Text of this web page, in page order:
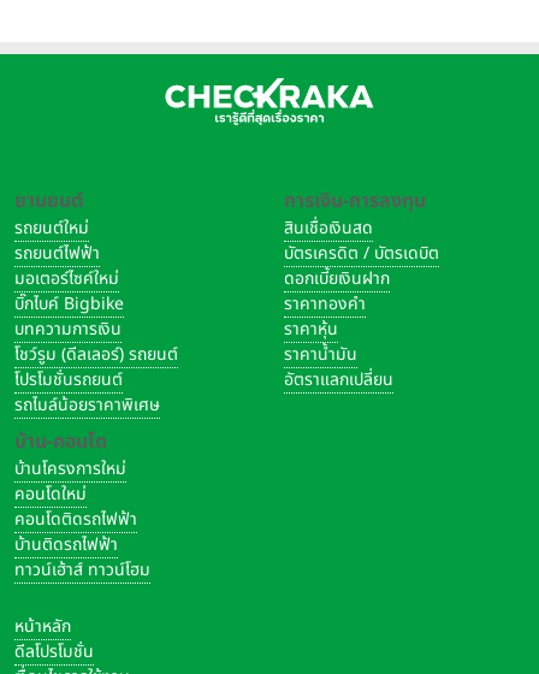
ยานยนต์
รถยนต์ใหม่
รถยนต์ไฟฟ้า
มอเตอร์ไซค์ใหม่
บิ๊กไบค์ Bigbike
บทความการเงิน
โชว์รูม (ดีลเลอร์) รถยนต์
โปรโมชั่นรถยนต์
รถไมล์น้อยราคาพิเศษ
บ้าน-คอนโด
บ้านโครงการใหม่
คอนโดใหม่
คอนโดติดรถไฟฟ้า
บ้านติดรถไฟฟ้า
ทาวน์เฮ้าส์ ทาวน์โฮม
การเงิน-การลงทุน
สินเชื่อเงินสด
บัตรเครดิต / บัตรเดบิต
ดอกเบี้ยเงินฝาก
ราคาทองคำ
ราคาหุ้น
ราคาน้ำมัน
อัตราแลกเปลี่ยน
หน้าหลัก
ดีลโปรโมชั่น